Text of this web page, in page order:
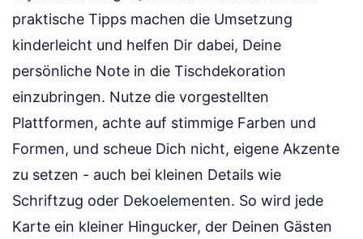
praktische Tipps machen die Umsetzung
kinderleicht und helfen Dir dabei, Deine
persönliche Note in die Tischdekoration
einzubringen. Nutze die vorgestellten
Plattformen, achte auf stimmige Farben und
Formen, und scheue Dich nicht, eigene Akzente
zu setzen - auch bei kleinen Details wie
Schriftzug oder Dekoelementen. So wird jede
Karte ein kleiner Hingucker, der Deinen Gästen